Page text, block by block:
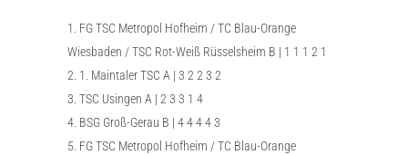
1. FG TSC Metropol Hofheim / TC Blau-Orange
Wiesbaden / TSC Rot-Weiß Rüsselsheim B | 1 1 1 2 1
2. 1. Maintaler TSC A | 3 2 2 3 2
3. TSC Usingen A | 2 3 3 1 4
4. BSG Groß-Gerau B | 4 4 4 4 3
5. FG TSC Metropol Hofheim / TC Blau-Orange